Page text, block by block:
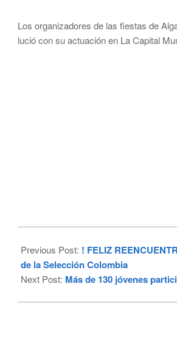
Los organizadores de las fiestas de
lució con su actuación en La Capital
11-
14
Previous Post: ! FELIZ
de la Selección Colombia
Next Post: Más de 130 jóvenes